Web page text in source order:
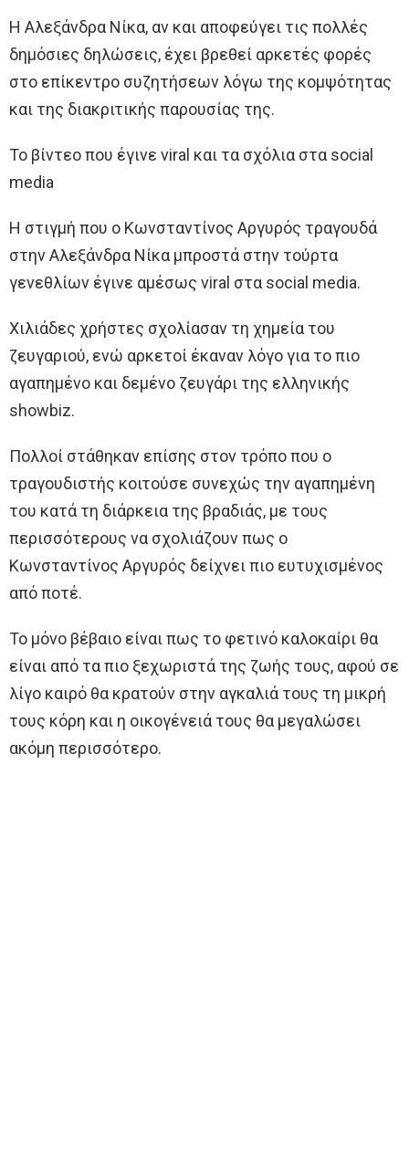
Η Αλεξάνδρα Νίκα, αν και αποφεύγει τις πολλές
δημόσιες δηλώσεις, έχει βρεθεί αρκετές φορές
στο επίκεντρο συζητήσεων λόγω της κομψότητας
και της διακριτικής παρουσίας της.
Το βίντεο που έγινε viral και τα σχόλια στα social
media
Η στιγμή που ο Κωνσταντίνος Αργυρός τραγουδά
στην Αλεξάνδρα Νίκα μπροστά στην τούρτα
γενεθλίων έγινε αμέσως viral στα social media.
Χιλιάδες χρήστες σχολίασαν τη χημεία του
ζευγαριού, ενώ αρκετοί έκαναν λόγο για το πιο
αγαπημένο και δεμένο ζευγάρι της ελληνικής
showbiz.
Πολλοί στάθηκαν επίσης στον τρόπο που ο
τραγουδιστής κοιτούσε συνεχώς την αγαπημένη
του κατά τη διάρκεια της βραδιάς, με τους
περισσότερους να σχολιάζουν πως ο
Κωνσταντίνος Αργυρός δείχνει πιο ευτυχισμένος
από ποτέ.
Το μόνο βέβαιο είναι πως το φετινό καλοκαίρι θα
είναι από τα πιο ξεχωριστά της ζωής τους, αφού σε
λίγο καιρό θα κρατούν στην αγκαλιά τους τη μικρή
τους κόρη και η οικογένειά τους θα μεγαλώσει
ακόμη περισσότερο.